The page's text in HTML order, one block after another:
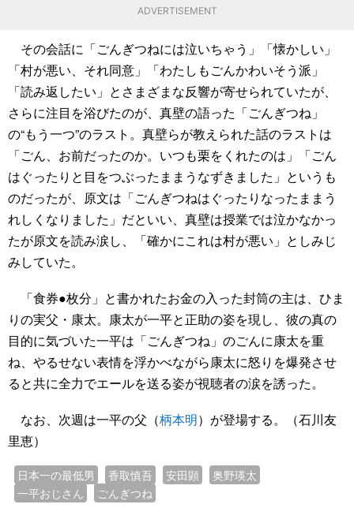
ADVERTISEMENT
その会話に「ごんぎつねには泣いちゃう」「懐かしい」
「村が悪い、それ同意」「わたしもごんかわいそう派」
「読み返したい」とさまざまな反響が寄せられていたが、
さらに注目を浴びたのが、真壁の語った「ごんぎつね」
の“もう一つ”のラスト。真壁らが教えられた話のラストは
「ごん、お前だったのか。いつも栗をくれたのは」「ごん
はぐったりと目をつぶったままうなずきました」というも
のだったが、原文は「ごんぎつねはぐったりなったままう
れしくなりました」だといい、真壁は授業では泣かなかっ
たが原文を読み涙し、「確かにこれは村が悪い」としみじ
みしていた。
「食券●枚分」と書かれたお金の入った封筒の主は、ひま
りの実父・康太。康太が一平と正助の姿を現し、彼の真の
目的に気づいた一平は「ごんぎつね」のごんに康太を重
ね、やるせない表情を浮かべながら康太に怒りを爆発させ
ると共に全力でエールを送る姿が視聴者の涙を誘った。
なお、次週は一平の父（柄本明）が登場する。（石川友
里恵）
日本一の最低男 香取慎吾 安田顕
奥野瑛太
一平おじさん
ごんぎつね